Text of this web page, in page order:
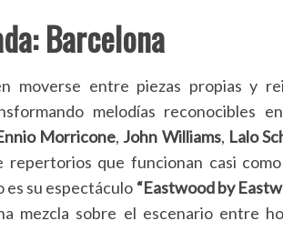
Barcelona
moverse entre piezas propias y
melodías reconocibles
Morricone, John Williams, Lalo
que funcionan casi
es su espectáculo “Eastwood by
mezcla sobre el escenario entre